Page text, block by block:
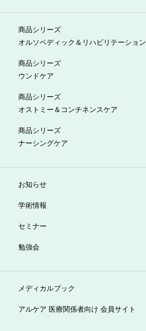
商品シリーズ
オルソペディック＆リハビリテーション
商品シリーズ
ウンドケア
商品シリーズ
オストミー＆コンチネンスケア
商品シリーズ
ナーシングケア
お知らせ
学術情報
セミナー
勉強会
メディカルブック
アルケア 医療関係者向け 会員サイト